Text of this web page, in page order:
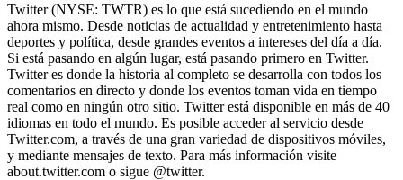
Twitter (NYSE: TWTR) es lo que está sucediendo en el mundo
ahora mismo. Desde noticias de actualidad y entretenimiento hasta
deportes y política, desde grandes eventos a intereses del día a día.
Si está pasando en algún lugar, está pasando primero en Twitter.
Twitter es donde la historia al completo se desarrolla con todos los
comentarios en directo y donde los eventos toman vida en tiempo
real como en ningún otro sitio. Twitter está disponible en más de 40
idiomas en todo el mundo. Es posible acceder al servicio desde
Twitter.com, a través de una gran variedad de dispositivos móviles,
y mediante mensajes de texto. Para más información visite
about.twitter.com o sigue @twitter.